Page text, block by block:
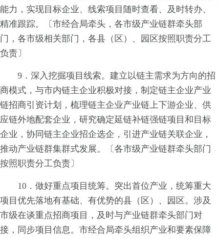
能力，实现目标企业、线索项目随时查看、及时转办、
精准跟踪。〔市经合局牵头，各市级产业链群牵头部
门，各市级相关部门，各县（区）、园区按照职责分工
负责〕
9．深入挖掘项目线索。建立以链主需求为方向的招
商模式，与市内链主企业积极对接，制定链主企业产业
链招商引资计划，梳理链主企业产业链上下游企业、供
应链外地配套企业，研究确定延链补链强链项目和目标
企业，协同链主企业招企选企，引进产业链关联企业，
推动产业链群集群式发展。〔各市级产业链群牵头部门
按照职责分工负责〕
10．做好重点项目统筹。突出首位产业，统筹重大
项目优先落地有基础、有优势的县（区）、园区。涉及
市级在谈重点招商项目，及时与产业链群牵头部门对
接，同步项目信息。市经合局牵头组织产业和要素保障